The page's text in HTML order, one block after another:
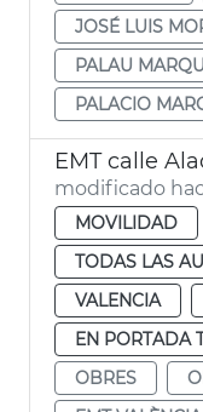
JOSÉ LUIS
PALAU
PALACIO
EMT calle
modificado
MOVILIDAD
TODAS LAS
VALENCIA
EN PORTADA
OBRES